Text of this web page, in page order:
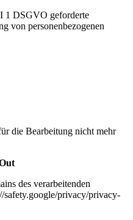
1 DSGVO geforderte
von personenbezogenen
die Bearbeitung nicht mehr
des verarbeitenden
safety.google/privacy/privacy-